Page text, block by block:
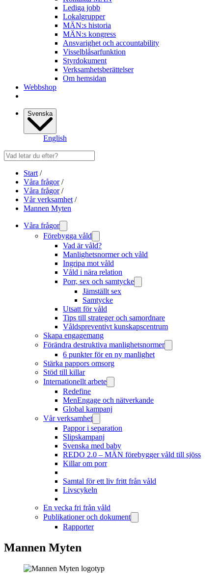
Lediga jobb
Lokalgrupper
MÄN:s historia
MÄN:s kongress
Ansvarighet och accountability
Visselblåsarfunktion
Styrdokument
Verksamhetsberättelser
Om hemsidan
Webbshop
Svenska
English
Start/
Våra frågor/
Våra frågor/
Vår verksamhet/
Mannen Myten
Våra frågor
Förebygga våld
Vad är våld?
Manlighetsnormer och våld
Ingripa mot våld
Våld i nära relation
Porr, sex och samtycke
Jämställt sex
Samtycke
Utsatt för våld
Tips till strateger och samordnare
Våldspreventivt kunskapscentrum
Skapa engagemang
Förändra destruktiva manlighetsnormer
6 punkter för en ny manlighet
Stärka pappors omsorg
Stöd till killar
Internationellt arbete
Redefine
MenEngage och nätverkande
Global kampanj
Vår verksamhet
Pappor i separation
Slipskampanj
Svenska med baby
REDO 2.0 – MÄN förebygger våld till sjöss
Killar om porr
Samtal för ett liv fritt från våld
Livscykeln
En vecka fri från våld
Publikationer och dokument
Rapporter
Mannen Myten